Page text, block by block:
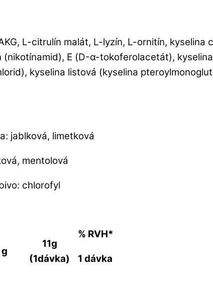
L-citrulín malát, L-lyzín, L-ornitín,
(nikotínamid), E (D-α-tokoferolacetát),
kyselina listová (kyselina
jablková, limetková
mentolová
chlorofyl
11g
(1dávka)
% RVH*
1 dávka